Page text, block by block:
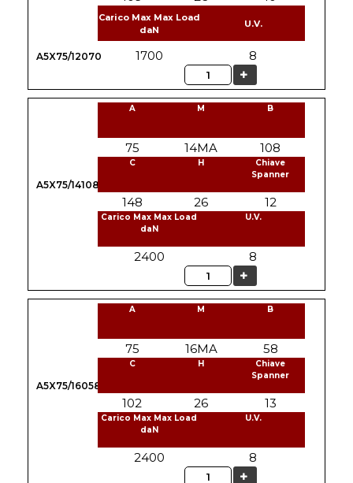
A5X75/12070
Carico Max Max Load
daN
1700
U.V.
8
Quantità
A5X75/14108
A
75
M
14MA
B
108
C
148
H
26
Chiave
Spanner
12
Carico Max Max Load
daN
2400
U.V.
8
Quantità
A5X75/16058
A
75
M
16MA
B
58
C
102
H
26
Chiave
Spanner
13
Carico Max Max Load
daN
2400
U.V.
8
Quantità